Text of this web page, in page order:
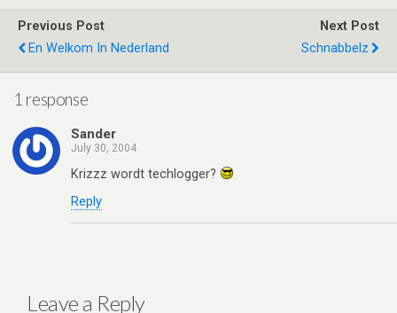
er dI
n
t
A
p
o
Previous Post
En Welkom In Nederland
Next Post
Schnabbelz
1 response
Sander
July 30, 2004
Krizzz wordt techlogger?
Reply
Leave a Reply